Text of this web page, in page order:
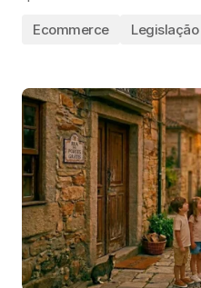
Ecommerce Legislação